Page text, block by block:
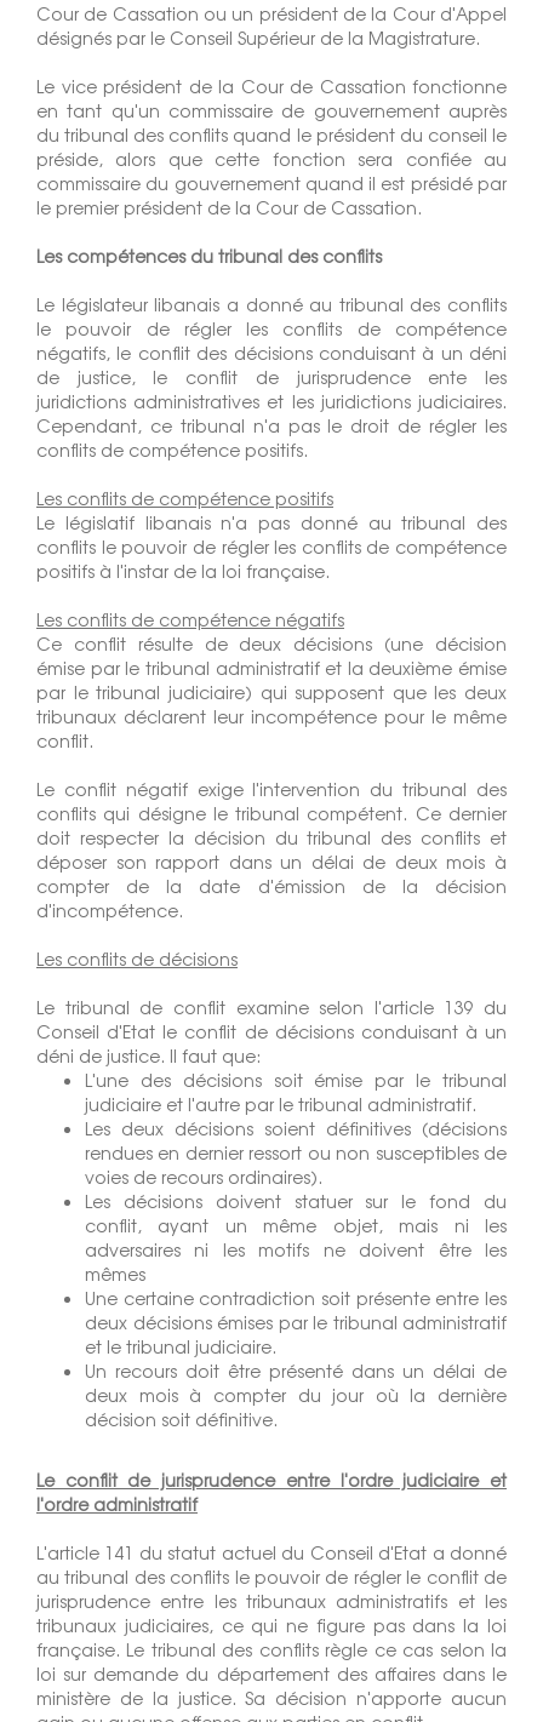
Cour de Cassation ou un président de la Cour d'Appel
désignés par le Conseil Supérieur de la Magistrature.
Le vice président de la Cour de Cassation fonctionne
en tant qu'un commissaire de gouvernement auprès
du tribunal des conflits quand le président du conseil le
préside, alors que cette fonction sera confiée au
commissaire du gouvernement quand il est présidé par
le premier président de la Cour de Cassation.
Les compétences du tribunal des conflits
Le législateur libanais a donné au tribunal des conflits
le pouvoir de régler les conflits de compétence
négatifs, le conflit des décisions conduisant à un déni
de justice, le conflit de jurisprudence ente les
juridictions administratives et les juridictions judiciaires.
Cependant, ce tribunal n'a pas le droit de régler les
conflits de compétence positifs.
Les conflits de compétence positifs
Le législatif libanais n'a pas donné au tribunal des
conflits le pouvoir de régler les conflits de compétence
positifs à l'instar de la loi française.
Les conflits de compétence négatifs
Ce conflit résulte de deux décisions (une décision
émise par le tribunal administratif et la deuxième émise
par le tribunal judiciaire) qui supposent que les deux
tribunaux déclarent leur incompétence pour le même
conflit.
Le conflit négatif exige l'intervention du tribunal des
conflits qui désigne le tribunal compétent. Ce dernier
doit respecter la décision du tribunal des conflits et
déposer son rapport dans un délai de deux mois à
compter de la date d'émission de la décision
d'incompétence.
Les conflits de décisions
Le tribunal de conflit examine selon l'article 139 du
Conseil d'Etat le conflit de décisions conduisant à un
déni de justice. Il faut que:
L'une des décisions soit émise par le tribunal
judiciaire et l'autre par le tribunal administratif.
Les deux décisions soient définitives (décisions
rendues en dernier ressort ou non susceptibles de
voies de recours ordinaires).
Les décisions doivent statuer sur le fond du
conflit, ayant un même objet, mais ni les
adversaires ni les motifs ne doivent être les
mêmes
Une certaine contradiction soit présente entre les
deux décisions émises par le tribunal administratif
et le tribunal judiciaire.
Un recours doit être présenté dans un délai de
deux mois à compter du jour où la dernière
décision soit définitive.
Le conflit de jurisprudence entre l'ordre judiciaire et
l'ordre administratif
L'article 141 du statut actuel du Conseil d'Etat a donné
au tribunal des conflits le pouvoir de régler le conflit de
jurisprudence entre les tribunaux administratifs et les
tribunaux judiciaires, ce qui ne figure pas dans la loi
française. Le tribunal des conflits règle ce cas selon la
loi sur demande du département des affaires dans le
ministère de la justice. Sa décision n'apporte aucun